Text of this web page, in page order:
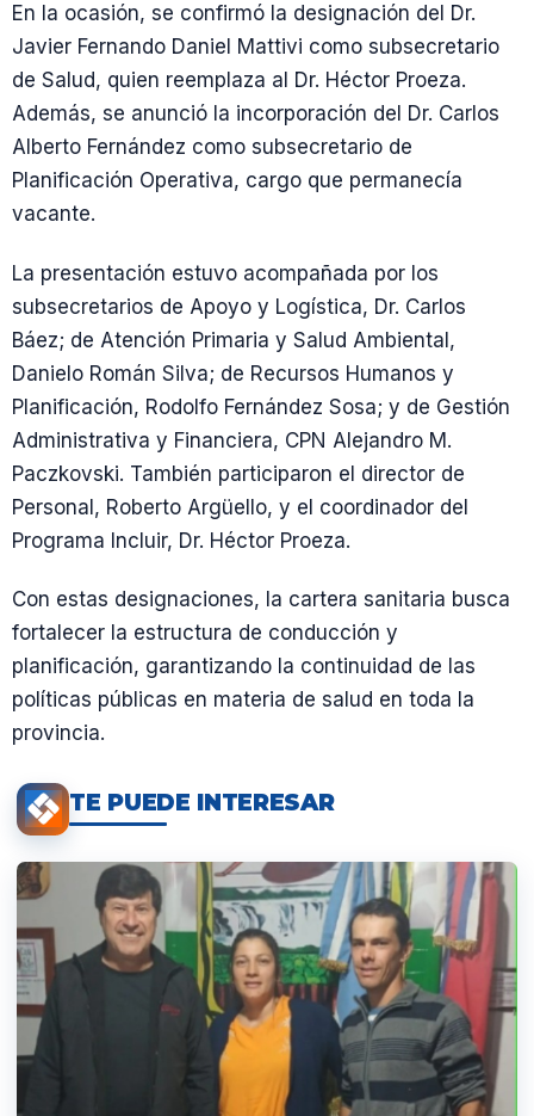
En la ocasión, se confirmó la designación del Dr.
Javier Fernando Daniel Mattivi como subsecretario
de Salud, quien reemplaza al Dr. Héctor Proeza.
Además, se anunció la incorporación del Dr. Carlos
Alberto Fernández como subsecretario de
Planificación Operativa, cargo que permanecía
vacante.
La presentación estuvo acompañada por los
subsecretarios de Apoyo y Logística, Dr. Carlos
Báez; de Atención Primaria y Salud Ambiental,
Danielo Román Silva; de Recursos Humanos y
Planificación, Rodolfo Fernández Sosa; y de Gestión
Administrativa y Financiera, CPN Alejandro M.
Paczkovski. También participaron el director de
Personal, Roberto Argüello, y el coordinador del
Programa Incluir, Dr. Héctor Proeza.
Con estas designaciones, la cartera sanitaria busca
fortalecer la estructura de conducción y
planificación, garantizando la continuidad de las
políticas públicas en materia de salud en toda la
provincia.
TE PUEDE INTERESAR